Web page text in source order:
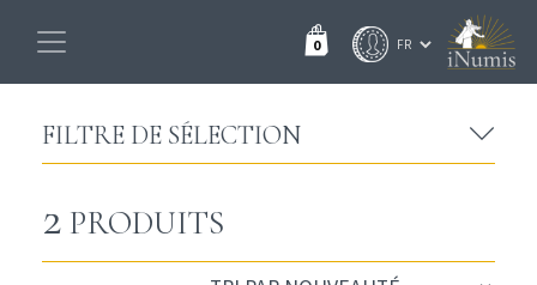
0
FILTRE DE SÉLECTION
2 PRODUITS